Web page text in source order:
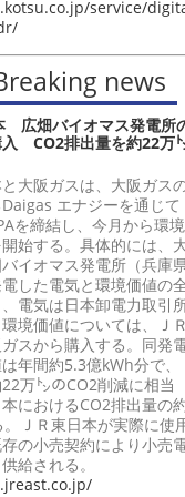
service/
news
広畑バイオマス発電所
入 CO2排出量を約22万
大阪ガスは、大阪ガス
エナジーを通じて
を締結し、今月から環境
始する。具体的には、
イオマス発電所（兵庫
した電気と環境価値の
電気は日本卸電力取引
境価値については、ＪＲ
スから購入する。同発
年間約5.3億kWh分で、
万㌧のCO2削減に相当
におけるCO2排出量の
ＪＲ東日本が実際に使
の小売契約により小売
給される。